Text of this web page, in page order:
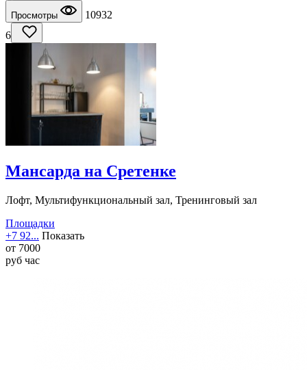
Просмотры
10932
6
Мансарда на Сретенке
Лофт, Мультифункциональный зал, Тренинговый зал
Площадки
+7 92... Показать
от 7000
руб час